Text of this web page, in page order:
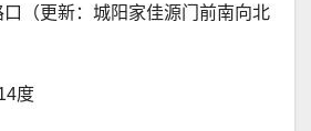
（更新：城阳家佳源门前南向北
度